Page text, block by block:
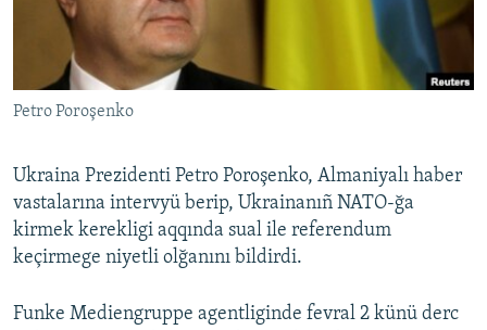
Русский
Українською
QOŞULIÑIZ!
RFE/RS bütün saytları
Petro Poroşenko
Ukraina Prezidenti Petro Poroşenko, Almaniyalı haber
vastalarına intervyü berip, Ukrainanıñ NATO-ğa
kirmek kerekligi aqqında sual ile referendum
keçirmege niyetli olğanını bildirdi.
Funke Mediengruppe agentliginde fevral 2 künü derc